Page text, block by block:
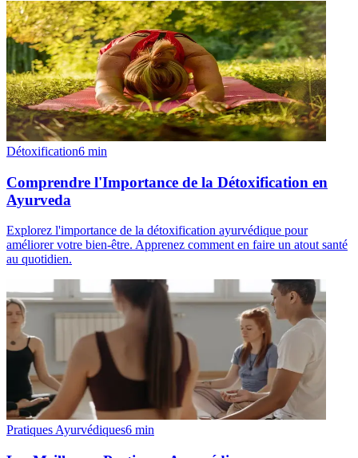
Détoxification6 min
Comprendre l'Importance de la Détoxification en
Ayurveda
Explorez l'importance de la détoxification ayurvédique pour
améliorer votre bien-être. Apprenez comment en faire un atout santé
au quotidien.
Pratiques Ayurvédiques6 min